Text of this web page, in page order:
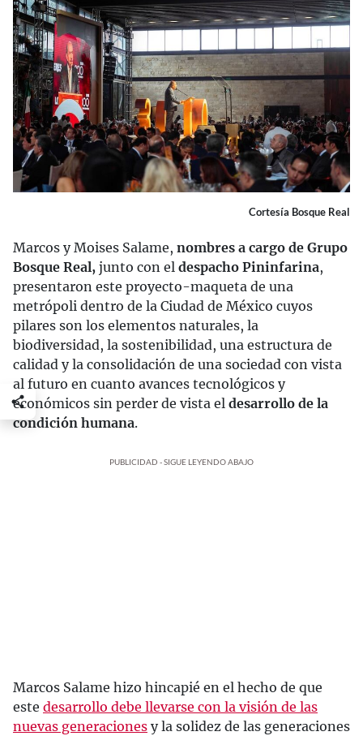
Cortesía Bosque Real
Marcos y Moises Salame, nombres a cargo de Grupo
Bosque Real, junto con el despacho Pininfarina,
presentaron este proyecto-maqueta de una
metrópoli dentro de la Ciudad de México cuyos
pilares son los elementos naturales, la
biodiversidad, la sostenibilidad, una estructura de
calidad y la consolidación de una sociedad con vista
al futuro en cuanto avances tecnológicos y
económicos sin perder de vista el desarrollo de la
condición humana.
PUBLICIDAD - SIGUE LEYENDO ABAJO
Marcos Salame hizo hincapié en el hecho de que
este desarrollo debe llevarse con la visión de las
nuevas generaciones y la solidez de las generaciones